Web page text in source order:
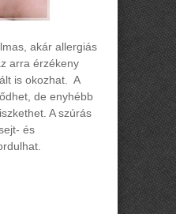
akár allergiás
arra érzékeny
is okozhat. A
de enyhébb
A szúrás
és